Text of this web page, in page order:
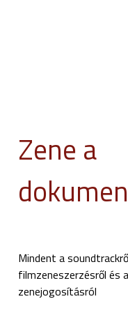
Zene a
Mindent a
filmzeneszerzésről és a
zenejogosításról